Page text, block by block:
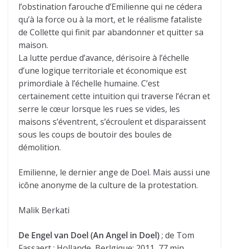
l’obstination farouche d’Emilienne qui ne cédera
qu’à la force ou à la mort, et le réalisme fataliste
de Collette qui finit par abandonner et quitter sa
maison.
La lutte perdue d’avance, dérisoire à l’échelle
d’une logique territoriale et économique est
primordiale à l’échelle humaine. C’est
certainement cette intuition qui traverse l’écran et
serre le cœur lorsque les rues se vides, les
maisons s’éventrent, s’écroulent et disparaissent
sous les coups de boutoir des boules de
démolition.
Emilienne, le dernier ange de Doel. Mais aussi une
icône anonyme de la culture de la protestation.
Malik Berkati
De Engel van Doel (An Angel in Doel); de Tom